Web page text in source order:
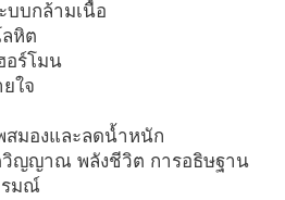
บบกล้ามเนื้อ
ลหิต
อร์โมน
ใจ
มองและลดน้ำหนัก
ญญาณ พลังชีวิต การอธิษฐาน
รมณ์